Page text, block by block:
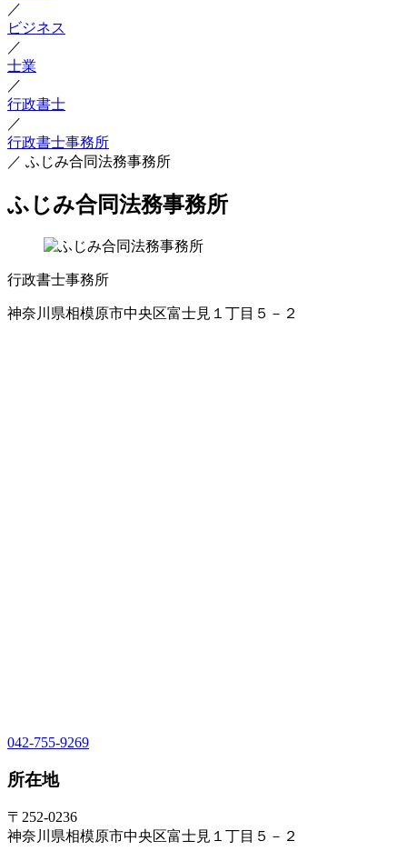
／
ビジネス
／
士業
／
行政書士
／
行政書士事務所
／ ふじみ合同法務事務所
ふじみ合同法務事務所
行政書士事務所
神奈川県相模原市中央区富士見１丁目５－２
042-755-9269
所在地
〒252-0236
神奈川県相模原市中央区富士見１丁目５－２